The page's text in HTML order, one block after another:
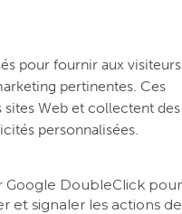
pour fournir aux visiteurs
pertinentes. Ces
sites Web et collectent des
personnalisées.
Google DoubleClick pour
et signaler les actions de